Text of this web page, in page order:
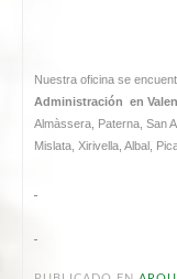
Nuestra oficina se
Administración en
Almàssera, Paterna, San
Mislata, Xirivella, Albal,